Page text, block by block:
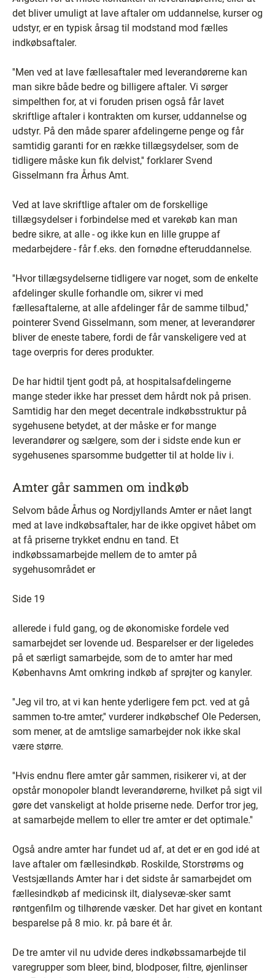
det bliver umuligt at lave aftaler om uddannelse, kurser og
udstyr, er en typisk årsag til modstand mod fælles
indkøbsaftaler.
''Men ved at lave fællesaftaler med leverandørerne kan
man sikre både bedre og billigere aftaler. Vi sørger
simpelthen for, at vi foruden prisen også får lavet
skriftlige aftaler i kontrakten om kurser, uddannelse og
udstyr. På den måde sparer afdelingerne penge og får
samtidig garanti for en række tillægsydelser, som de
tidligere måske kun fik delvist,'' forklarer Svend
Gisselmann fra Århus Amt.
Ved at lave skriftlige aftaler om de forskellige
tillægsydelser i forbindelse med et varekøb kan man
bedre sikre, at alle - og ikke kun en lille gruppe af
medarbejdere - får f.eks. den fornødne efteruddannelse.
''Hvor tillægsydelserne tidligere var noget, som de enkelte
afdelinger skulle forhandle om, sikrer vi med
fællesaftalerne, at alle afdelinger får de samme tilbud,''
pointerer Svend Gisselmann, som mener, at leverandører
bliver de eneste tabere, fordi de får vanskeligere ved at
tage overpris for deres produkter.
De har hidtil tjent godt på, at hospitalsafdelingerne
mange steder ikke har presset dem hårdt nok på prisen.
Samtidig har den meget decentrale indkøbsstruktur på
sygehusene betydet, at der måske er for mange
leverandører og sælgere, som der i sidste ende kun er
sygehusenes sparsomme budgetter til at holde liv i.
Amter går sammen om indkøb
Selvom både Århus og Nordjyllands Amter er nået langt
med at lave indkøbsaftaler, har de ikke opgivet håbet om
at få priserne trykket endnu en tand. Et
indkøbssamarbejde mellem de to amter på
sygehusområdet er
Side 19
allerede i fuld gang, og de økonomiske fordele ved
samarbejdet ser lovende ud. Besparelser er der ligeledes
på et særligt samarbejde, som de to amter har med
Københavns Amt omkring indkøb af sprøjter og kanyler.
''Jeg vil tro, at vi kan hente yderligere fem pct. ved at gå
sammen to-tre amter,'' vurderer indkøbschef Ole Pedersen,
som mener, at de amtslige samarbejder nok ikke skal
være større.
''Hvis endnu flere amter går sammen, risikerer vi, at der
opstår monopoler blandt leverandørerne, hvilket på sigt vil
gøre det vanskeligt at holde priserne nede. Derfor tror jeg,
at samarbejde mellem to eller tre amter er det optimale.''
Også andre amter har fundet ud af, at det er en god idé at
lave aftaler om fællesindkøb. Roskilde, Storstrøms og
Vestsjællands Amter har i det sidste år samarbejdet om
fællesindkøb af medicinsk ilt, dialysevæ-sker samt
røntgenfilm og tilhørende væsker. Det har givet en kontant
besparelse på 8 mio. kr. på bare ét år.
De tre amter vil nu udvide deres indkøbssamarbejde til
varegrupper som bleer, bind, blodposer, filtre, øjenlinser